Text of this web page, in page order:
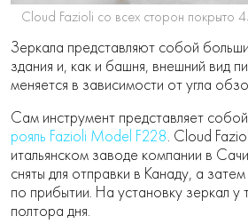
Cloud Fazioli со всех сторон покрыто
Зеркала представляют собой
здания и, как и башня, внешний вид
меняется в зависимости от угла
Сам инструмент представляет собой
рояль Fazioli Model F228. Cloud
итальянском заводе компании в
сняты для отправки в Канаду, а
по прибытии. На установку зеркал у
полтора дня.